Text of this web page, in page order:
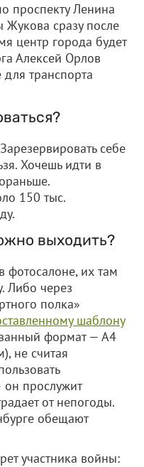
проспекту Ленина
сразу после
центр города будет
Алексей Орлов
транспорта
себе
Хочешь идти в
150 тыс.
выходить?
фотосалоне, их там
Либо через
полка»
шаблону
формат — А4
не считая
прослужит
от непогоды.
обещают
участника войны: